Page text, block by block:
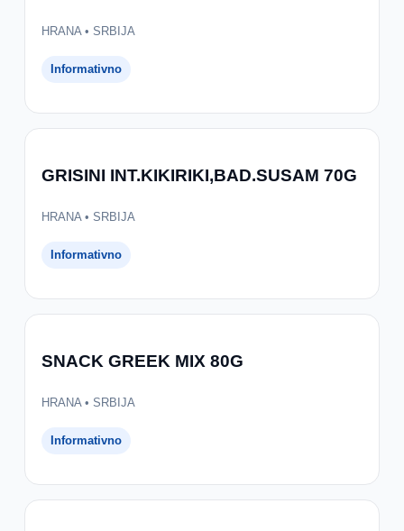
HRANA • SRBIJA
Informativno
GRISINI INT.KIKIRIKI,BAD.SUSAM 70G
HRANA • SRBIJA
Informativno
SNACK GREEK MIX 80G
HRANA • SRBIJA
Informativno